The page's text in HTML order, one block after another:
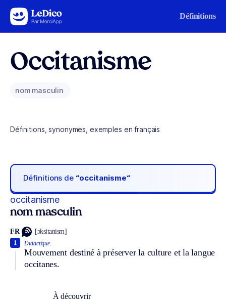
Aller au contenu Définitions
Occitanisme
nom masculin
Définitions, synonymes, exemples en français
Définitions de “occitanisme“
occitanisme
nom masculin
FR [ɔksitanism]
Didactique.
Mouvement destiné à préserver la culture et la langue
occitanes.
1
À découvrir